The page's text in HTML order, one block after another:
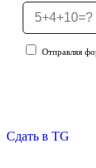
Отправляя
Сдать в TG